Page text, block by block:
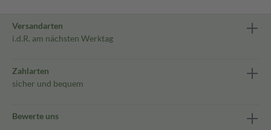
Versandarten
i.d.R. am nächsten Werktag
Zahlarten
sicher und bequem
Bewerte uns